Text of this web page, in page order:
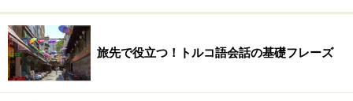
それでは、旅行で使える簡単トルコ語を見ていきましょ
う。
旅先で役立つ！トルコ語会話の基礎フレーズ